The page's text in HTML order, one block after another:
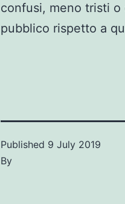
confusi, meno tristi o
pubblico rispetto a
Published 9 July 2019
By